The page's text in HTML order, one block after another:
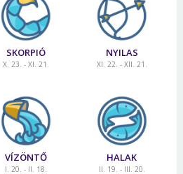
SKORPIÓ
X. 23. - XI. 21.
NYILAS
XI. 22. - XII. 21.
VÍZÖNTŐ
I. 20. - II. 18.
HALAK
II. 19. - III. 20.